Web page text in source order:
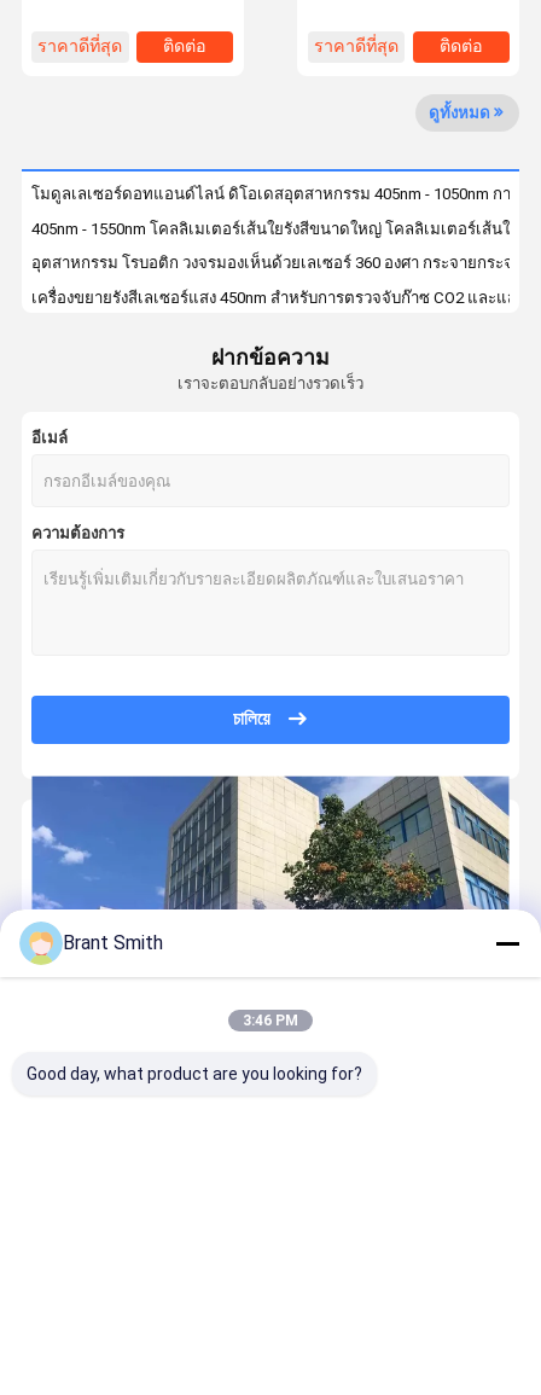
โมดูลเลเซอร์ขนาดเล็ก
เลเซอร์มองเห็นด้วยเครื่อง
โมดูลไฟเบอร์เลเซอร์
โมดูลเลเซอร์ไดโอเดส
ราคาดีที่สุด ติดต่อ
ราคาดีที่สุด ติดต่อ
ดูทั้งหมด
โมดูลเลเซอร์ดอทแอนด์ไลน์ ดิโอเดสอุตสาหกรรม 405nm - 1050nm การปรั
405nm - 1550nm โคลลิเมเตอร์เส้นใยรังสีขนาดใหญ่ โคลลิเมเตอร์เส้นใย
อุตสาหกรรม โรบอติก วงจรมองเห็นด้วยเลเซอร์ 360 องศา กระจายกระจาย
เครื่องขยายรังสีเลเซอร์แสง 450nm สําหรับการตรวจจับก๊าซ CO2 และแสงกํ
การถ่ายภาพทางความร้อน มโนคูลาร์ สเปค 384x288 14X ดิจิตอลซูม Wifi
20 Gauge Dry Fire Laser Training Cartridge Plated Gold 20GA Bullet
สายไฟเบอร์เซรามิก φ1.25mm 200μm กว้างแกน ใส่ปินออทติกสําหรับกา
สายไฟเบอร์ออปติก แพทช์คอร์ด สายไฟเบอร์ออปติก จัมเปอร์เคเบิล พร้อมเ
660nm 50mW 9um FC/PC SM Fiber Coupled Pigtailed Laser Diode
Optical Fiber Ferrule Ceramic / Steel Neural Implant Customizable
SM/MM/PM Multi Cores Armored Fiber Optic Branch Jumper with FC/
4-in-1 Multi Wavelengths Colors Fiber Laser for Material Surface
Fiber Pluggable Laser Module 405–980nm 30mW 105μm Core
1260-1620nm O/C/L SM PM1550 1.8 mm(OD) Fiber Collimator with
ฝากข้อความ
เราจะตอบกลับอย่างรวดเร็ว
อีเมล์
ความต้องการ
চালিয়ে
Brant Smith
3:46 PM
Good day, what product are you looking for?